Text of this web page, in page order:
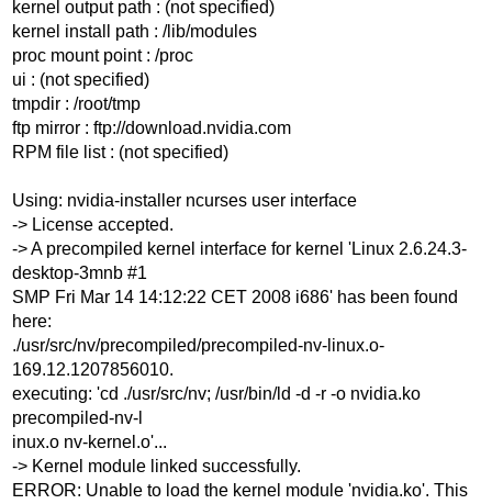
kernel output path : (not specified)
kernel install path : /lib/modules
proc mount point : /proc
ui : (not specified)
tmpdir : /root/tmp
ftp mirror : ftp://download.nvidia.com
RPM file list : (not specified)
Using: nvidia-installer ncurses user interface
-> License accepted.
-> A precompiled kernel interface for kernel 'Linux 2.6.24.3-
desktop-3mnb #1
SMP Fri Mar 14 14:12:22 CET 2008 i686' has been found
here:
./usr/src/nv/precompiled/precompiled-nv-linux.o-
169.12.1207856010.
executing: 'cd ./usr/src/nv; /usr/bin/ld -d -r -o nvidia.ko
precompiled-nv-l
inux.o nv-kernel.o'...
-> Kernel module linked successfully.
ERROR: Unable to load the kernel module 'nvidia.ko'. This